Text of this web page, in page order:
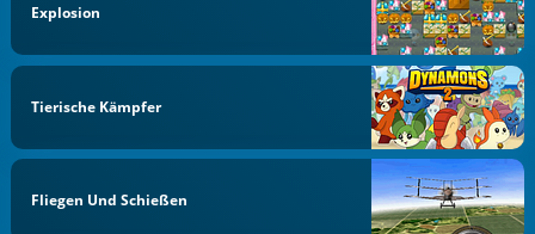
Explosion
Tierische Kämpfer
Fliegen Und Schießen